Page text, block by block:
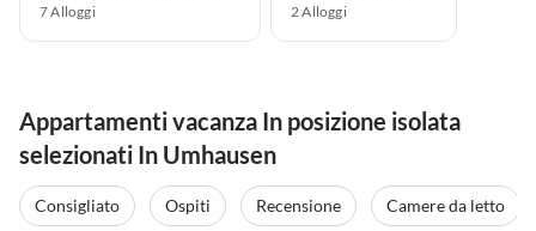
7Alloggi 2Alloggi
Appartamenti vacanza In posizione isolata
selezionati In Umhausen
Consigliato Ospiti Recensione Camere da letto